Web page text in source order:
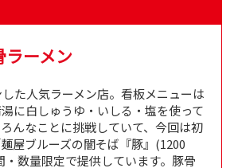
ラーメン
た人気ラーメン店。看板メニューは
湯に白しゅうゆ・いしる・塩を使って
んなことに挑戦していて、今回は初
屋ブルーズの闇そば『豚』(1200
数量限定で提供しています。豚骨